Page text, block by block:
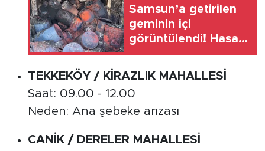
Samsun’a getirilen
geminin içi
görüntülendi! Hasar
ağır
TEKKEKÖY / KİRAZLIK MAHALLESİ
Saat: 09.00 - 12.00
Neden: Ana şebeke arızası
CANİK / DERELER MAHALLESİ